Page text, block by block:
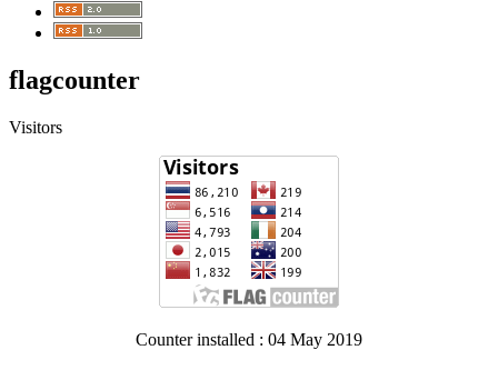
flagcounter
Visitors
Counter installed : 04 May 2019